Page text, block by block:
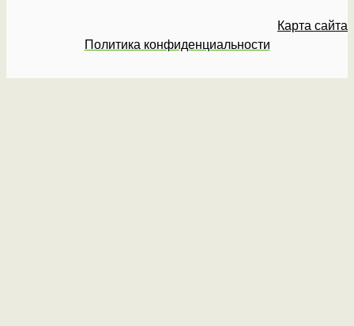
Карта сайта
Политика конфиденциальности